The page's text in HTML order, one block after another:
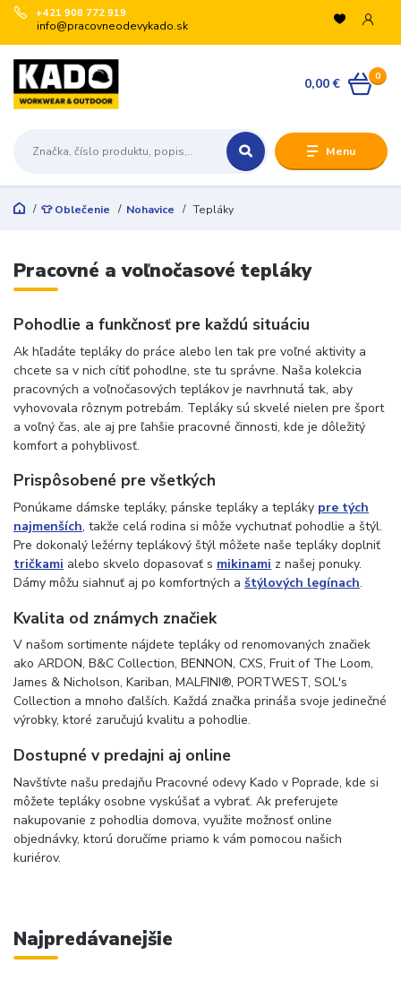
Menu
+421 908 772 919
info@pracovneodevykado.sk
0
0,00 €
👕 Oblečenie Nohavice Tepláky
Pracovné a voľnočasové tepláky
Pohodlie a funkčnosť pre každú situáciu
Ak hľadáte tepláky do práce alebo len tak pre voľné aktivity a
chcete sa v nich cítiť pohodlne, ste tu správne. Naša kolekcia
pracovných a voľnočasových teplákov je navrhnutá tak, aby
vyhovovala rôznym potrebám. Tepláky sú skvelé nielen pre šport
a voľný čas, ale aj pre ľahšie pracovné činnosti, kde je dôležitý
komfort a pohyblivosť.
Prispôsobené pre všetkých
Ponúkame dámske tepláky, pánske tepláky a tepláky pre tých
najmenších, takže celá rodina si môže vychutnať pohodlie a štýl.
Pre dokonalý ležérny teplákový štýl môžete naše tepláky doplniť
tričkami alebo skvelo dopasovať s mikinami z našej ponuky.
Dámy môžu siahnuť aj po komfortných a štýlových legínach.
Kvalita od známych značiek
V našom sortimente nájdete tepláky od renomovaných značiek
ako ARDON, B&C Collection, BENNON, CXS, Fruit of The Loom,
James & Nicholson, Kariban, MALFINI®, PORTWEST, SOL's
Collection a mnoho ďalších. Každá značka prináša svoje jedinečné
výrobky, ktoré zaručujú kvalitu a pohodlie.
Dostupné v predajni aj online
Navštívte našu predajňu Pracovné odevy Kado v Poprade, kde si
môžete tepláky osobne vyskúšať a vybrať. Ak preferujete
nakupovanie z pohodlia domova, využite možnosť online
objednávky, ktorú doručíme priamo k vám pomocou našich
kuriérov.
Najpredávanejšie